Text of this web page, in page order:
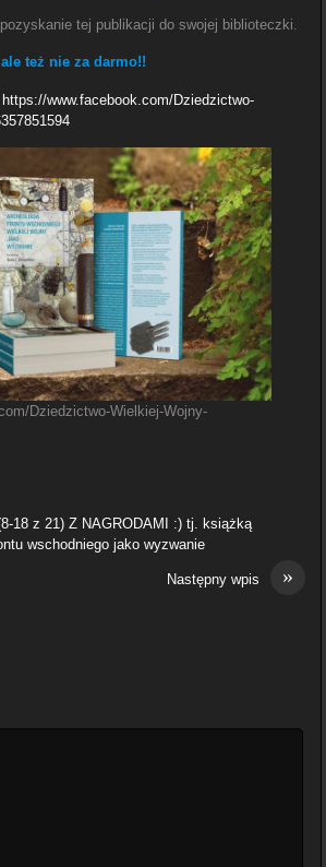
tej publikacji do swojej biblioteczki.
też nie za darmo!!
https://www.facebook.com/Dziedzictwo-
Dziedzictwo-Wielkiej-Wojny-
18 z 21) Z NAGRODAMI :) tj. książką
wschodniego jako wyzwanie
»
Następny wpis